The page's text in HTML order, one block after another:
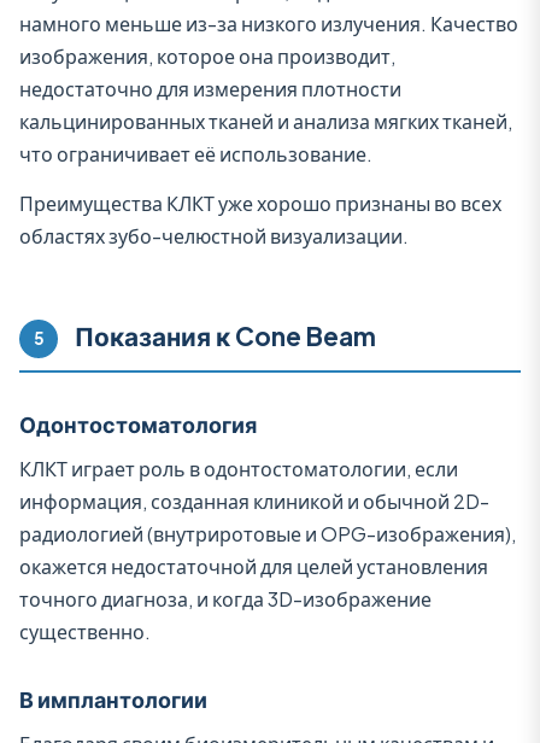
намного меньше из-за низкого излучения. Качество
изображения, которое она производит,
недостаточно для измерения плотности
кальцинированных тканей и анализа мягких тканей,
что ограничивает её использование.
Преимущества КЛКТ уже хорошо признаны во всех
областях зубо-челюстной визуализации.
5 Показания к Cone Beam
Одонтостоматология
КЛКТ играет роль в одонтостоматологии, если
информация, созданная клиникой и обычной 2D-
радиологией (внутриротовые и OPG-изображения),
окажется недостаточной для целей установления
точного диагноза, и когда 3D-изображение
существенно.
В имплантологии